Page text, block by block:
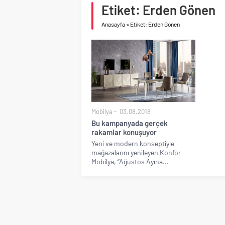
Birleşik Arap
Etiket: Erden Gönen
Anasayfa » Etiket: Erden Gönen
Mobilya 03.08.2018
Bu kampanyada gerçek
rakamlar konuşuyor
Yeni ve modern konseptiyle
mağazalarını yenileyen Konfor
Mobilya, “Ağustos Ayına...